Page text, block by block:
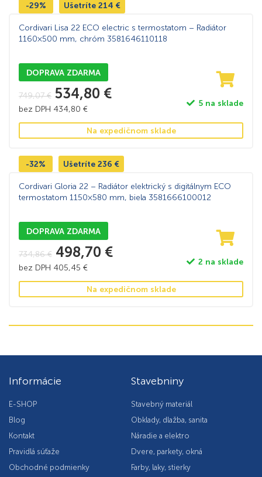
-29% Ušetríte 214 €
Cordivari Lisa 22 ECO electric s termostatom – Radiátor
1160×500 mm, chróm 3581646110118
DOPRAVA ZDARMA
749,07€ 534,80 €
bez DPH 434,80 €
5 na sklade
Na expedičnom sklade
-32% Ušetríte 236 €
Cordivari Gloria 22 – Radiátor elektrický s digitálnym ECO
termostatom 1150×580 mm, biela 3581666100012
DOPRAVA ZDARMA
734,86€ 498,70 €
bez DPH 405,45 €
2 na sklade
Na expedičnom sklade
Informácie
E-SHOP
Blog
Kontakt
Pravidlá súťaže
Obchodné podmienky
Stavebniny
Stavebný materiál
Obklady, dlažba, sanita
Náradie a elektro
Dvere, parkety, okná
Farby, laky, stierky